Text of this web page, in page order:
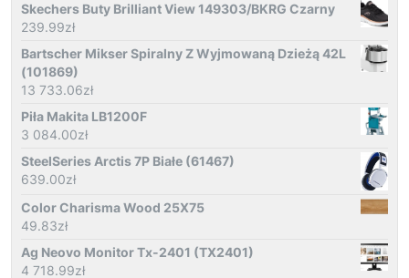
Skechers Buty Brilliant View 149303/BKRG Czarny
239.99zł
Bartscher Mikser Spiralny Z Wyjmowaną Dzieżą 42L
(101869)
13 733.06zł
Piła Makita LB1200F
3 084.00zł
SteelSeries Arctis 7P Białe (61467)
639.00zł
Color Charisma Wood 25X75
49.83zł
Ag Neovo Monitor Tx-2401 (TX2401)
4 718.99zł